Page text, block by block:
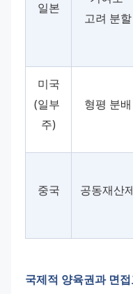
일본
고려 분할
미국
(일부
주)
형평 분배
중국 공동재산
국제적 양육권과 면